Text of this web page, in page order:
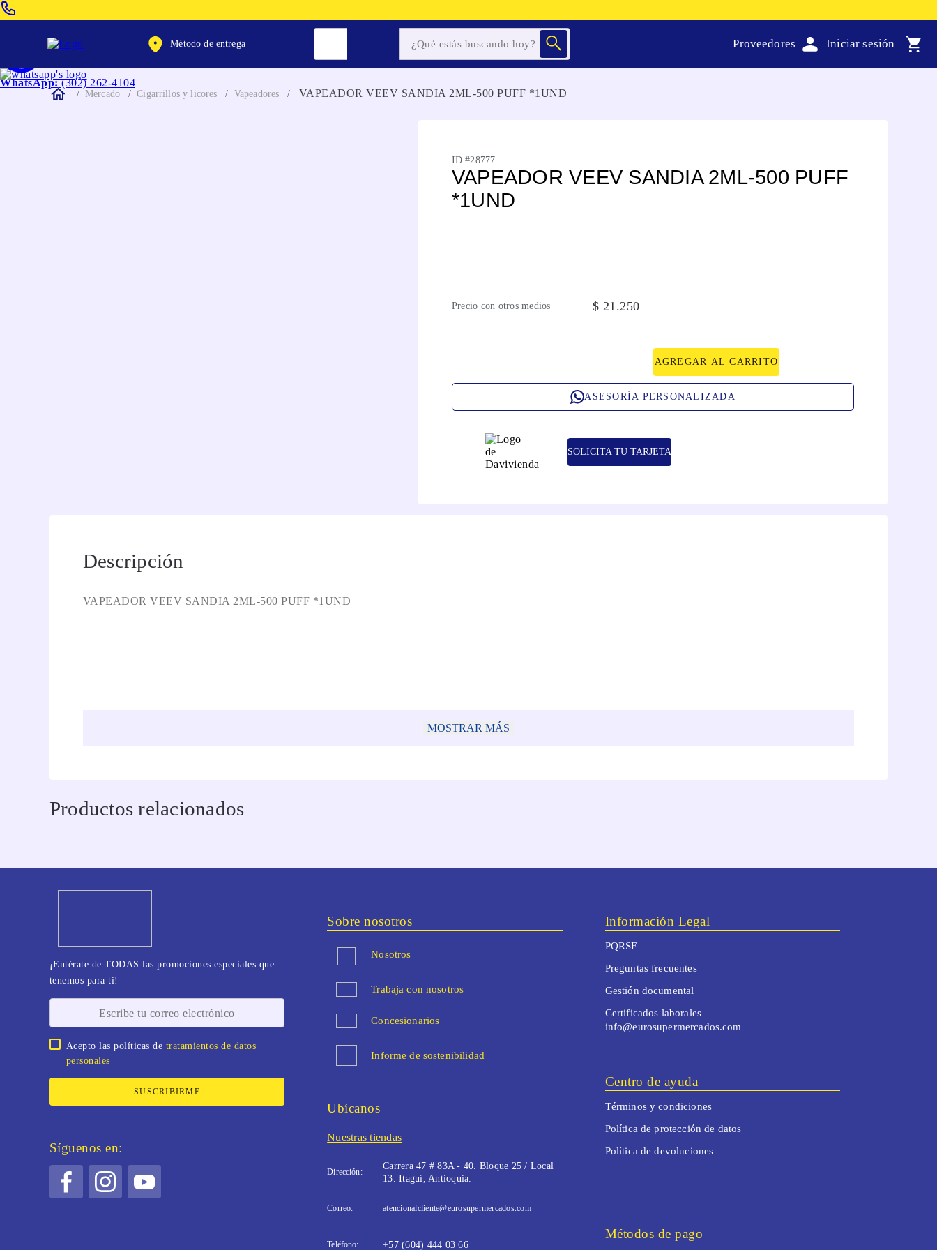
WhatsApp: (302) 262-4104
Método de entrega Proveedores
Mercado Cigarrillos y licores Vapeadores VAPEADOR VEEV SANDIA 2ML-500 PUFF *1UND
ID #28777
VAPEADOR VEEV SANDIA 2ML-500 PUFF
*1UND
Precio con otros medios $ 21.250
AGREGAR AL CARRITO
ASESORÍA PERSONALIZADA
SOLICITA TU TARJETA
Descripción
VAPEADOR VEEV SANDIA 2ML-500 PUFF *1UND
MOSTRAR MÁS
Productos relacionados
¡Entérate de TODAS las promociones especiales que
tenemos para ti!
Acepto las políticas de tratamientos de datos
personales
SUSCRIBIRME
Síguenos en:
Sobre nosotros
Nosotros
Trabaja con nosotros
Concesionarios
Informe de sostenibilidad
Ubícanos
Nuestras tiendas
Dirección:
Carrera 47 # 83A - 40. Bloque 25 / Local
13. Itaguí, Antioquia.
Correo: atencionalcliente@eurosupermercados.com
Teléfono: +57 (604) 444 03 66
Información Legal
PQRSF
Preguntas frecuentes
Gestión documental
Certificados laborales
info@eurosupermercados.com
Centro de ayuda
Términos y condiciones
Política de protección de datos
Política de devoluciones
Métodos de pago